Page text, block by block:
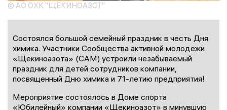
© АО ОХК "ЩЕКИНОАЗОТ"
Состоялся большой семейный праздник в честь Дня
химика. Участники Сообщества активной молодежи
«Щекиноазота» (САМ) устроили незабываемый
праздник для детей сотрудников компании,
посвященный Дню химика и 71-летию предприятия!
Мероприятие состоялось в Доме спорта
«Юбилейный» компании «Щекиноазот» в минувшую